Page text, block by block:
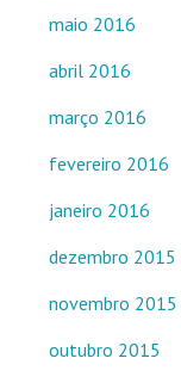
maio 2016
abril 2016
março 2016
fevereiro 2016
janeiro 2016
dezembro 2015
novembro 2015
outubro 2015